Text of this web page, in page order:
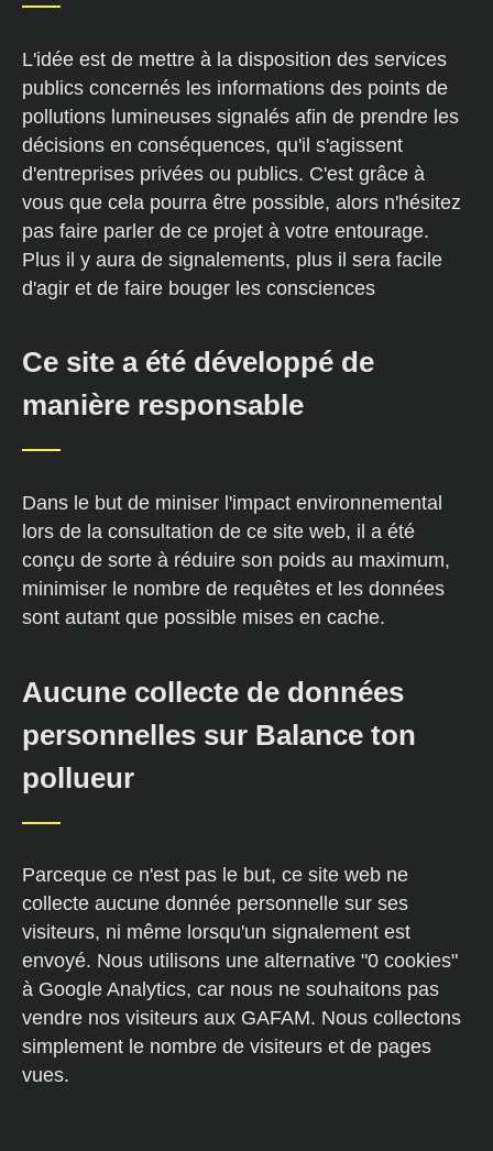
L'idée est de mettre à la disposition des services
publics concernés les informations des points de
pollutions lumineuses signalés afin de prendre les
décisions en conséquences, qu'il s'agissent
d'entreprises privées ou publics. C'est grâce à
vous que cela pourra être possible, alors n'hésitez
pas faire parler de ce projet à votre entourage.
Plus il y aura de signalements, plus il sera facile
d'agir et de faire bouger les consciences
Ce site a été développé de
manière responsable
Dans le but de miniser l'impact environnemental
lors de la consultation de ce site web, il a été
conçu de sorte à réduire son poids au maximum,
minimiser le nombre de requêtes et les données
sont autant que possible mises en cache.
Aucune collecte de données
personnelles sur Balance ton
pollueur
Parceque ce n'est pas le but, ce site web ne
collecte aucune donnée personnelle sur ses
visiteurs, ni même lorsqu'un signalement est
envoyé. Nous utilisons une alternative "0 cookies"
à Google Analytics, car nous ne souhaitons pas
vendre nos visiteurs aux GAFAM. Nous collectons
simplement le nombre de visiteurs et de pages
vues.